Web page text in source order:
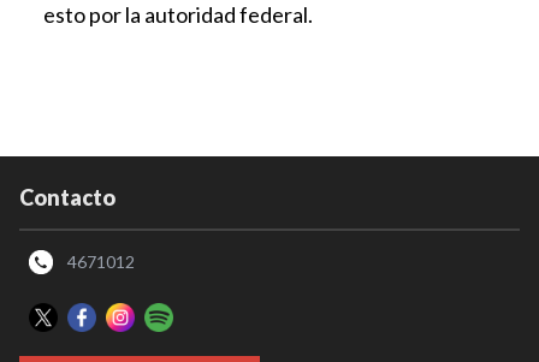
esto por la autoridad federal.
Contacto
4671012